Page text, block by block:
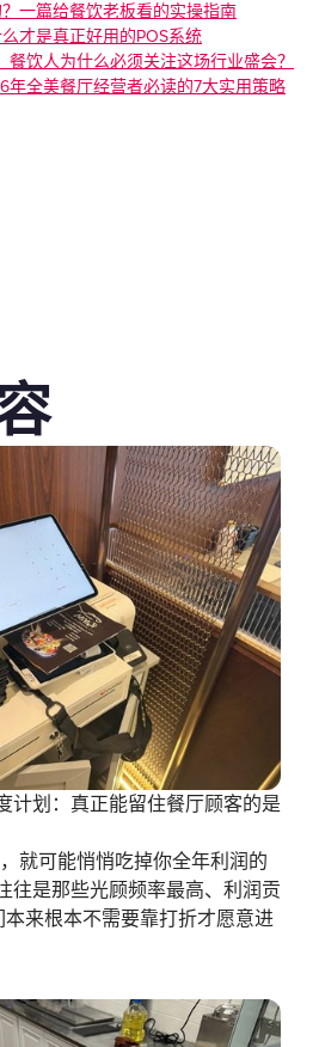
一篇给餐饮老板看的实操指南
才是真正好用的POS系统
饮人为什么必须关注这场行业盛会？
全美餐厅经营者必读的7大实用策略
计划：真正能留住餐厅顾客的是
就可能悄悄吃掉你全年利润的
往是那些光顾频率最高、利润贡
来根本不需要靠打折才愿意进